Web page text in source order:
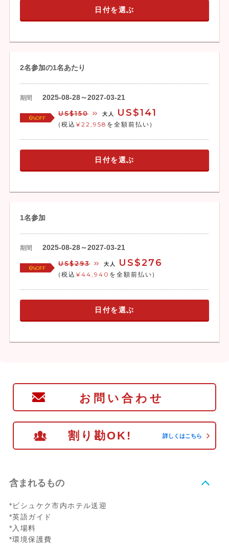
日付を選ぶ
2名参加の1名あたり
期間 2025-08-28～2027-03-21
6%OFF
US$150 大人 US$141
(税込 ¥22,958 を全額前払い)
日付を選ぶ
1名参加
期間 2025-08-28～2027-03-21
6%OFF
US$293 大人 US$276
(税込 ¥44,940 を全額前払い)
日付を選ぶ
お問い合わせ
割り勘OK! 詳しくはこちら
含まれるもの
*ビシュケク市内ホテル送迎
*英語ガイド
*入場料
*環境保護費